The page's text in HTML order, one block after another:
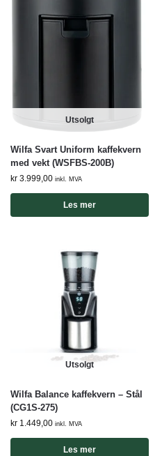
Utsolgt
Wilfa Svart Uniform kaffekvern
med vekt (WSFBS-200B)
kr 3.999,00 inkl. MVA
Les mer
Utsolgt
Wilfa Balance kaffekvern – Stål
(CG1S-275)
kr 1.449,00 inkl. MVA
Les mer